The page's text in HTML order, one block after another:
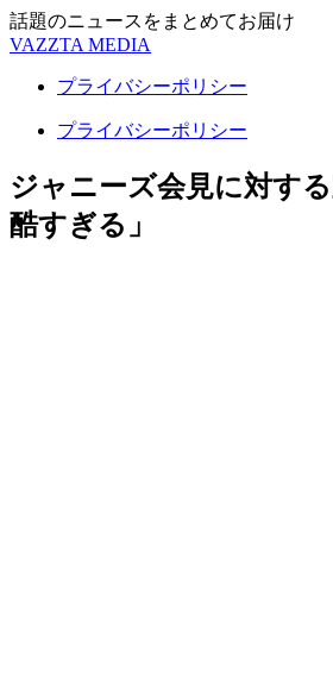
話題のニュースをまとめてお届け
VAZZTA MEDIA
プライバシーポリシー
プライバシーポリシー
ジャニーズ会見に対す
酷すぎる」